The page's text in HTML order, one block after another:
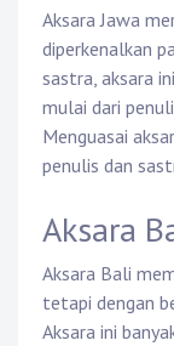
Aksara Jawa
diperkenalkan
sastra, aksara
mulai dari
Menguasai
penulis dan
Aksara
Aksara Bali
tetapi dengan
Aksara ini